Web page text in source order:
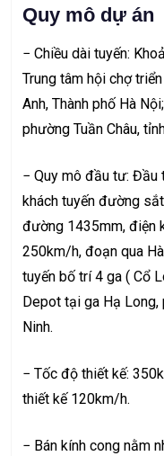
Quy mô dự án
− Chiều dài tuyến:
Trung tâm hội chợ
Anh, Thành phố Hà
phường Tuần Châu,
− Quy mô đầu tư: Đầu
khách tuyến đường
đường 1435mm, điện
250km/h, đoạn qua
tuyến bố trí 4 ga ( Cổ
Depot tại ga Hạ Long,
Ninh.
− Tốc độ thiết kế:
thiết kế 120km/h.
− Bán kính cong nằm